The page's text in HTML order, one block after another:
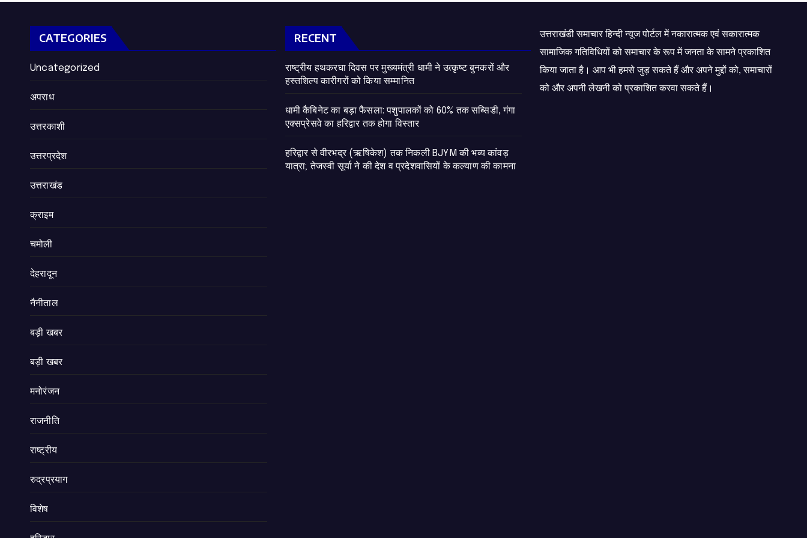
दिक्कत
CATEGORIES
Uncategorized
अपराध
उत्तरकाशी
उत्तरप्रदेश
उत्तराखंड
क्राइम
चमोली
देहरादून
नैनीताल
बड़ी खबर
बड़ी खबर
मनोरंजन
राजनीति
राष्ट्रीय
रुद्रप्रयाग
विशेष
RECENT
राष्ट्रीय हथकरघा दिवस पर मुख्यमंत्री धामी ने उत्कृष्ट बुनकरों और
हस्तशिल्प कारीगरों को किया सम्मानित
​धामी कैबिनेट का बड़ा फैसला: पशुपालकों को 60% तक सब्सिडी, गंगा
एक्सप्रेसवे का हरिद्वार तक होगा विस्तार
​हरिद्वार से वीरभद्र (ऋषिकेश) तक निकली BJYM की भव्य कांवड़
यात्रा; तेजस्वी सूर्या ने की देश व प्रदेशवासियों के कल्याण की कामना
उत्तराखंडी समाचार हिन्दी न्यूज पोर्टल में नकारात्मक एवं सकारात्मक
सामाजिक गतिविधियों को समाचार के रूप में जनता के सामने प्रकाशित
किया जाता है। आप भी हमसे जुड़ सकते हैं और अपने मुद्दों को, समाचारों
को और अपनी लेखनी को प्रकाशित करवा सकते हैं।